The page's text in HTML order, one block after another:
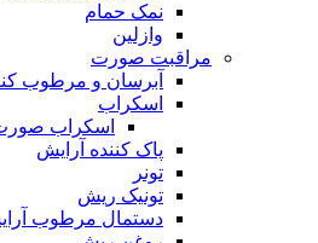
نمک حمام
وازلین
مراقبت صورت
آبرسان و مرطوب کننده
اسکراب
اسکراب صورت
پاک کننده آرایش
تونر
تونیک ریش
دستمال مرطوب آرایشی